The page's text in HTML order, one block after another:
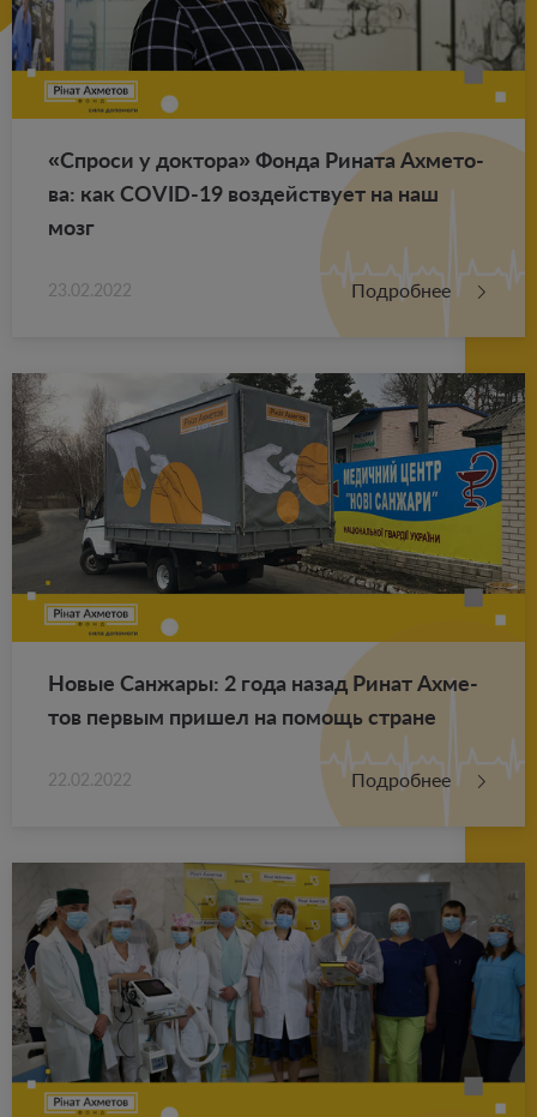
«Спро­си у док­то­ра» Фонда Ри­на­та Ах­ме­то­
ва: как COVID-19 воз­дей­ству­ет на наш
мозг
23.02.2022 Подробнее
Новые Сан­жа­ры: 2 года назад Ринат Ах­ме­
тов пер­вым при­шел на по­мощь стране
22.02.2022 Подробнее